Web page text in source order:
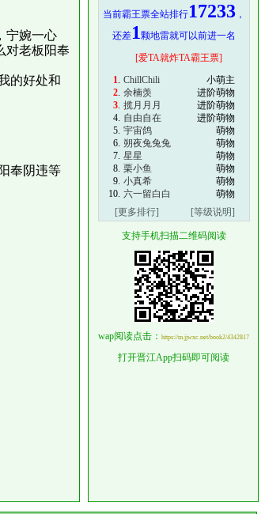
宁婉一心
对老板阳奉
的好处和
奉阴违等
当前霸王票全站排行17233 ，
还差1颗地雷就可以前进一名
[爱TA就炸TA霸王票]
1. ChillChili
小萌主
2. 余楠羡
进阶萌物
3. 揽月月月
进阶萌物
4. 自由自在
进阶萌物
5. 宇宙鸽
萌物
6. 朔夜兔兔兔
萌物
7. 星星
萌物
8. 栗小鱼
萌物
9. 小真希
萌物
10. 六一留白白
萌物
[更多排行]
[等级说明]
支持手机扫描二维码阅读
wap阅读点击： https://m.jjwxc.net/book2/4342817
打开晋江App扫码即可阅读